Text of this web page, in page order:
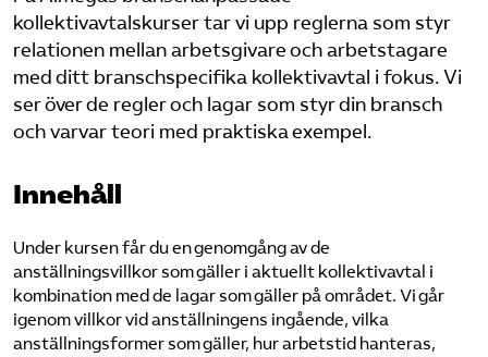
Sök på sakerhetsforetagen.se
kollektivavtalskurser tar vi upp reglerna som styr
relationen mellan arbetsgivare och arbetstagare
med ditt branschspecifika kollektivavtal i fokus. Vi
ser över de regler och lagar som styr din bransch
och varvar teori med praktiska exempel.
Innehåll
Under kursen får du en genomgång av de
anställningsvillkor som gäller i aktuellt kollektivavtal i
kombination med de lagar som gäller på området. Vi går
igenom villkor vid anställningens ingående, vilka
anställningsformer som gäller, hur arbetstid hanteras,